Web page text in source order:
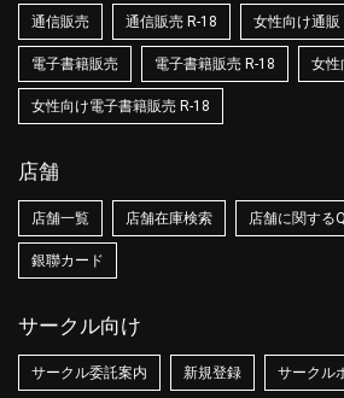
通信販売 通信販売 R-18 女性向け通販
電子書籍販売 電子書籍販売 R-18 女性
女性向け電子書籍販売 R-18
店舗
店舗一覧 店舗在庫検索 店舗に関する
銀聯カード
サークル向け
サークル委託案内 新規登録 サークル